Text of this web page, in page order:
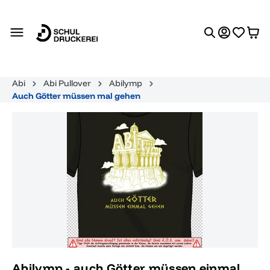
Abi Abi Pullover
Abilymp
Auch Götter müssen mal gehen
Bildergalerie überspringen